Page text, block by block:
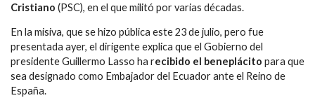
Cristiano (PSC), en el que militó por varias décadas.
En la misiva, que se hizo pública este 23 de julio, pero fue
presentada ayer, el dirigente explica que el Gobierno del
presidente Guillermo Lasso ha recibido el beneplácito para que
sea designado como Embajador del Ecuador ante el Reino de
España.